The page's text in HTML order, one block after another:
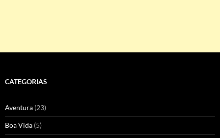
CATEGORIAS
Aventura (23)
Boa Vida (5)